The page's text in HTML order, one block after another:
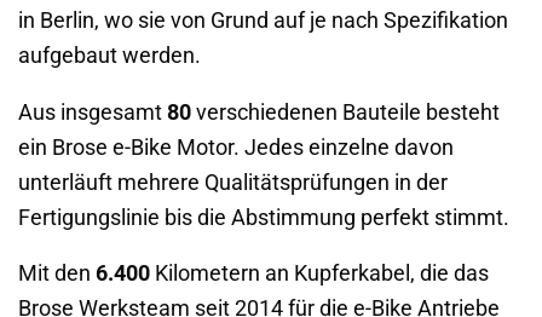
in Berlin, wo sie von Grund auf je nach Spezifikation
aufgebaut werden.
Aus insgesamt 80 verschiedenen Bauteile besteht
ein Brose e-Bike Motor. Jedes einzelne davon
unterläuft mehrere Qualitätsprüfungen in der
Fertigungslinie bis die Abstimmung perfekt stimmt.
Mit den 6.400 Kilometern an Kupferkabel, die das
Brose Werksteam seit 2014 für die e-Bike Antriebe